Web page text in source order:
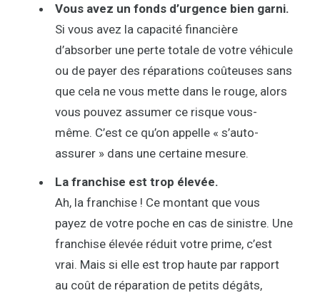
Vous avez un fonds d’urgence bien garni.
Si vous avez la capacité financière
d’absorber une perte totale de votre véhicule
ou de payer des réparations coûteuses sans
que cela ne vous mette dans le rouge, alors
vous pouvez assumer ce risque vous-
même. C’est ce qu’on appelle « s’auto-
assurer » dans une certaine mesure.
La franchise est trop élevée.
Ah, la franchise ! Ce montant que vous
payez de votre poche en cas de sinistre. Une
franchise élevée réduit votre prime, c’est
vrai. Mais si elle est trop haute par rapport
au coût de réparation de petits dégâts,